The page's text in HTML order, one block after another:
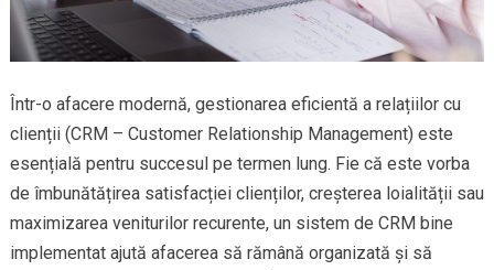
Într-o afacere modernă, gestionarea eficientă a relațiilor cu
clienții (CRM – Customer Relationship Management) este
esențială pentru succesul pe termen lung. Fie că este vorba
de îmbunătățirea satisfacției clienților, creșterea loialității sau
maximizarea veniturilor recurente, un sistem de CRM bine
implementat ajută afacerea să rămână organizată și să